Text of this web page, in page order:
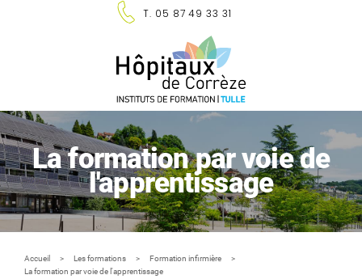
T. 05 87 49 33 31
La formation par voie de
l'apprentissage
Accueil Les formations
Formation infirmière
La formation par voie de l'apprentissage
Panneau de gestion des cookies